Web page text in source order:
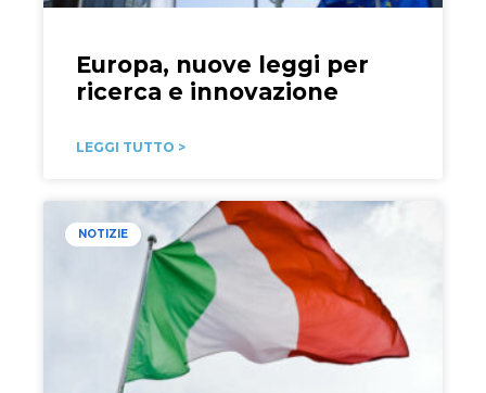
Europa, nuove leggi per
ricerca e innovazione
LEGGI TUTTO >
NOTIZIE